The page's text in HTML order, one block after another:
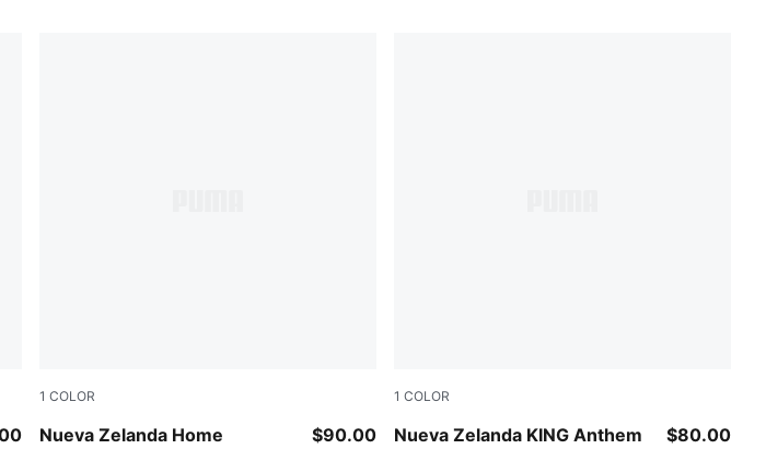
1 COLOR
Nueva Zelanda Home
PUMA Black-PUMA Silver
$90.00
1 COLOR
Nueva Zelanda KING Anthem
PUMA Black-PUMA Silver
$80.00